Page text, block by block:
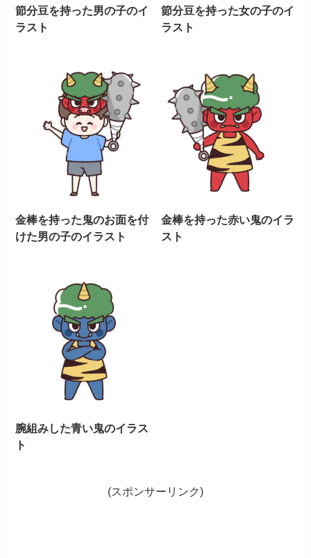
節分豆を持った男の子のイ
ラスト
節分豆を持った女の子のイ
ラスト
金棒を持った鬼のお面を付
けた男の子のイラスト
金棒を持った赤い鬼のイラ
スト
腕組みした青い鬼のイラス
ト
(スポンサーリンク)